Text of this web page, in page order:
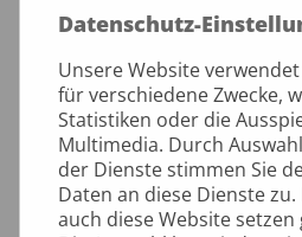
19. Juni 2026, 19:00 Uhr
meiner Familie", Prof. Avishay
wo: Grimma, Schulstr.65,
21. Juni 2026, 10:00 Uhr Film
Generationen"
Datenschutz-
Unsere Website
für verschiedene Zwecke,
Statistiken oder die
Multimedia. Durch
der Dienste stimmen Sie
Daten an diese Dienste
auch diese Website setzen